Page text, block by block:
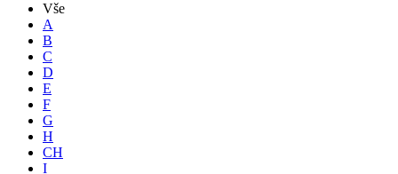
Vše
A
B
C
D
E
F
G
H
CH
I